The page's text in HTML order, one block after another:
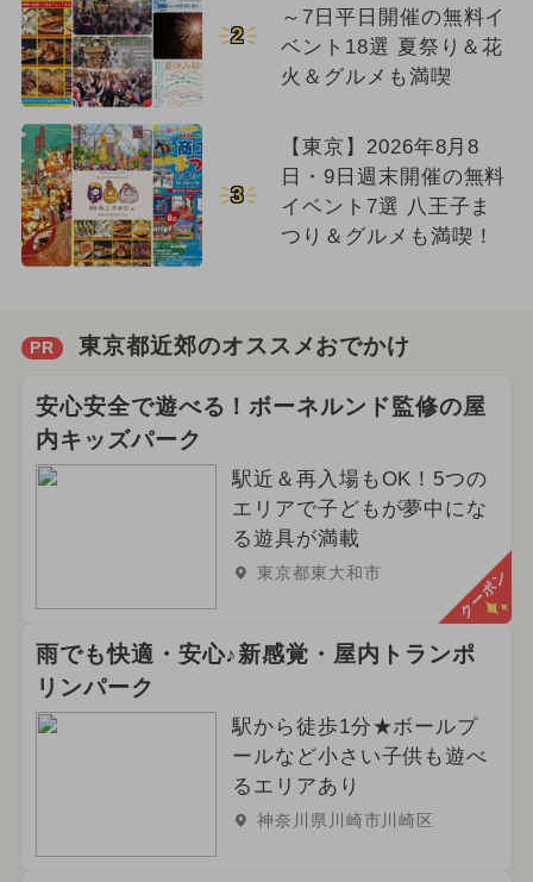
2
～7日平日開催の無料イ
ベント18選 夏祭り＆花
火＆グルメも満喫
3
【東京】2026年8月8
日・9日週末開催の無料
イベント7選 八王子ま
つり＆グルメも満喫！
PR 東京都近郊のオススメおでかけ
安心安全で遊べる！ボーネルンド監修の屋
内キッズパーク
駅近＆再入場もOK！5つの
エリアで子どもが夢中にな
る遊具が満載
東京都東大和市 クーポン
雨でも快適・安心♪新感覚・屋内トランポ
リンパーク
駅から徒歩1分★ボールプ
ールなど小さい子供も遊べ
るエリアあり
神奈川県川崎市川崎区